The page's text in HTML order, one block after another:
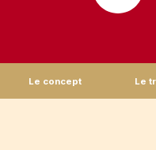
Le concept Le